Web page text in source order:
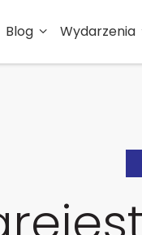
Blog Wydarzenia